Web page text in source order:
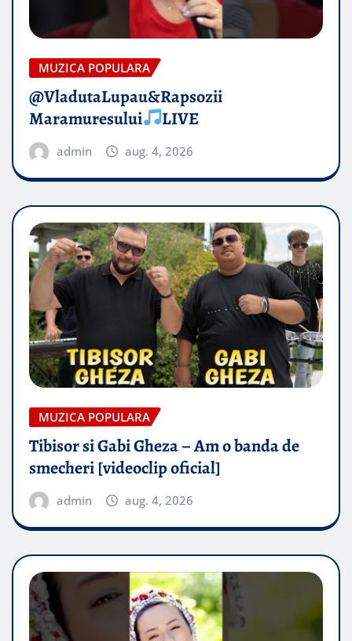
MUZICA POPULARA
@VladutaLupau&Rapsozii
Maramuresului
LIVE
admin aug. 4, 2026
MUZICA POPULARA
Tibisor si Gabi Gheza – Am o banda de
smecheri [videoclip oficial]
admin aug. 4, 2026